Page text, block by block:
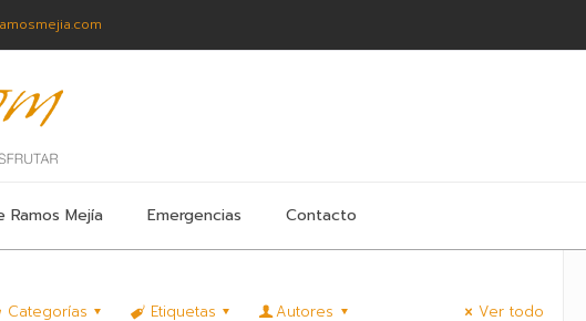
Ramos Mejía Emergencias Contacto
Categorías Etiquetas Autores Ver todo